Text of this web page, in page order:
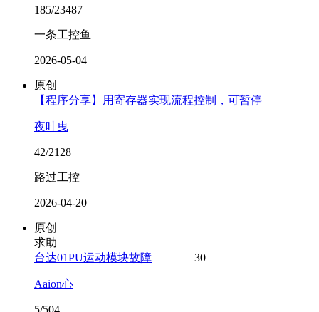
185/23487
一条工控鱼
2026-05-04
原创
【程序分享】用寄存器实现流程控制，可暂停
夜叶曳
42/2128
路过工控
2026-04-20
原创
求助
台达01PU运动模块故障
30
Aaion心
5/504